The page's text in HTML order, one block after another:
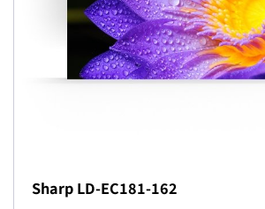
Sharp LD-EC181-162